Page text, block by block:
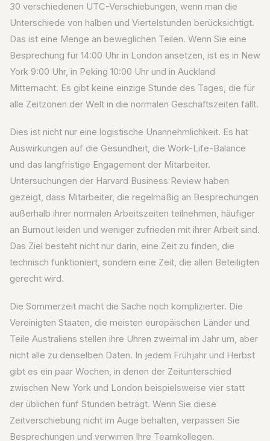
30 verschiedenen UTC-Verschiebungen, wenn man die
Unterschiede von halben und Viertelstunden berücksichtigt.
Das ist eine Menge an beweglichen Teilen. Wenn Sie eine
Besprechung für 14:00 Uhr in London ansetzen, ist es in New
York 9:00 Uhr, in Peking 10:00 Uhr und in Auckland
Mitternacht. Es gibt keine einzige Stunde des Tages, die für
alle Zeitzonen der Welt in die normalen Geschäftszeiten fällt.
Dies ist nicht nur eine logistische Unannehmlichkeit. Es hat
Auswirkungen auf die Gesundheit, die Work-Life-Balance
und das langfristige Engagement der Mitarbeiter.
Untersuchungen der Harvard Business Review haben
gezeigt, dass Mitarbeiter, die regelmäßig an Besprechungen
außerhalb ihrer normalen Arbeitszeiten teilnehmen, häufiger
an Burnout leiden und weniger zufrieden mit ihrer Arbeit sind.
Das Ziel besteht nicht nur darin, eine Zeit zu finden, die
technisch funktioniert, sondern eine Zeit, die allen Beteiligten
gerecht wird.
Die Sommerzeit macht die Sache noch komplizierter. Die
Vereinigten Staaten, die meisten europäischen Länder und
Teile Australiens stellen ihre Uhren zweimal im Jahr um, aber
nicht alle zu denselben Daten. In jedem Frühjahr und Herbst
gibt es ein paar Wochen, in denen der Zeitunterschied
zwischen New York und London beispielsweise vier statt
der üblichen fünf Stunden beträgt. Wenn Sie diese
Zeitverschiebung nicht im Auge behalten, verpassen Sie
Besprechungen und verwirren Ihre Teamkollegen.